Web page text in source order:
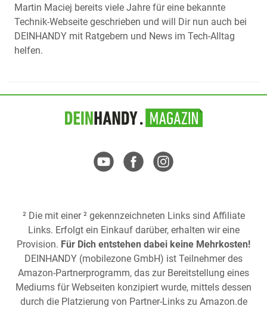
Martin Maciej bereits viele Jahre für eine bekannte
Technik-Webseite geschrieben und will Dir nun auch bei
DEINHANDY mit Ratgebern und News im Tech-Alltag
helfen.
² Die mit einer ² gekennzeichneten Links sind Affiliate
Links. Erfolgt ein Einkauf darüber, erhalten wir eine
Provision. Für Dich entstehen dabei keine Mehrkosten!
DEINHANDY (mobilezone GmbH) ist Teilnehmer des
Amazon-Partnerprogramm, das zur Bereitstellung eines
Mediums für Webseiten konzipiert wurde, mittels dessen
durch die Platzierung von Partner-Links zu Amazon.de